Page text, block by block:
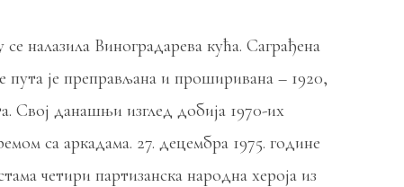
налазила Виноградарева кућа. Саграђена
је преправљана и проширивана – 1920,
Свој данашњи изглед добија 1970-их
са аркадама. 27. децембра 1975. године
четири партизанска народна хероја из